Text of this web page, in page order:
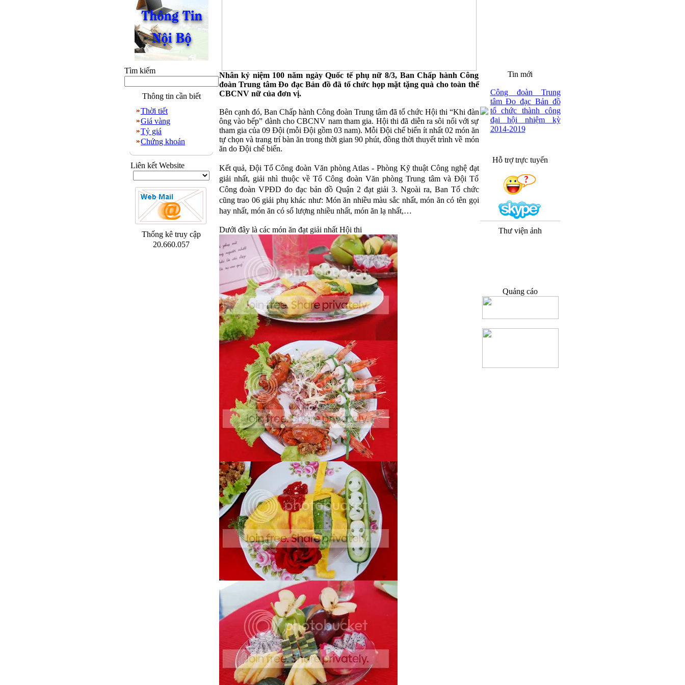
Tìm kiếm
Thông tin cần biết
Thời tiết
Giá vàng
Tỷ giá
Chứng khoán
Liên kết Website
Thống kê truy cập
20.660.057
Nhân kỷ niệm 100 năm ngày Quốc tế phụ nữ 8/3, Ban Chấp hành Công
đoàn Trung tâm Đo đạc Bản đồ đã tổ chức họp mặt tặng quà cho toàn thể
CBCNV nữ của đơn vị.
Bên cạnh đó, Ban Chấp hành Công đoàn Trung tâm đã tổ chức Hội thi “Khi đàn
ông vào bếp” dành cho CBCNV nam tham gia. Hội thi đã diễn ra sôi nổi với sự
tham gia của 09 Đội (mỗi Đội gồm 03 nam). Mỗi Đội chế biến ít nhất 02 món ăn
tự chọn và trang trí bàn ăn trong thời gian 90 phút, đồng thời thuyết trình về món
ăn do Đội chế biến.
Kết quả, Đội Tổ Công đoàn Văn phòng Atlas - Phòng Kỹ thuật Công nghệ đạt
giải nhất, giải nhì thuộc về Tổ Công đoàn Văn phòng Trung tâm và Đội Tổ
Công đoàn VPĐD đo đạc bản đồ Quận 2 đạt giải 3. Ngoài ra, Ban Tổ chức
cũng trao 06 giải phụ khác như: Món ăn nhiều màu sắc nhất, món ăn có tên gọi
hay nhất, món ăn có số lượng nhiều nhất, món ăn lạ nhất,…
Dưới đây là các món ăn đạt giải nhất Hội thi
Tin mới
tâm Đo đạc Bản đồ
tổ chức thành công
đại hội nhiệm kỳ
2014-2019
Hỗ trợ trực tuyến
Thư viện ảnh
Quảng cáo